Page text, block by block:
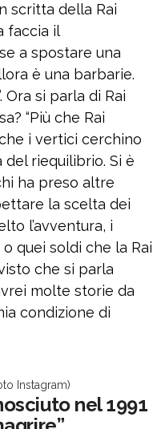
scritta della Rai
faccia il
a spostare una
è una barbarie.
Ora si parla di Rai
“Più che Rai
i vertici cerchino
riequilibrio. Si è
ha preso altre
la scelta dei
l’avventura, i
quei soldi che la Rai
che si parla
molte storie da
condizione di
Instagram)
nel 1991